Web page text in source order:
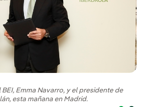
Emma Navarro, y el presidente de
esta mañana en Madrid.